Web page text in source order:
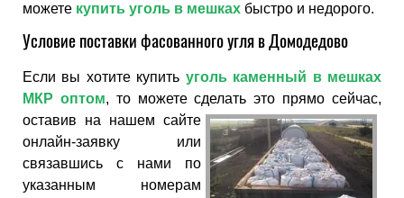
можете купить уголь в мешках быстро и недорого.
Условие поставки фасованного угля в Домодедово
Если вы хотите купить уголь каменный в мешках
МКР оптом, то можете сделать это прямосейчас,
оставив на нашем сайте
онлайн-заявку или
связавшись с нами по
указанным номерам